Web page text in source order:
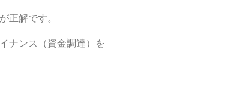
正解です。
ナンス（資金調達）を